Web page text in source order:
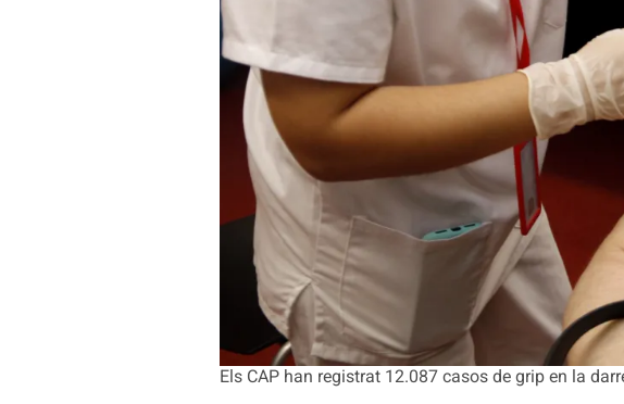
Els CAP han registrat 12.087 casos de grip en la